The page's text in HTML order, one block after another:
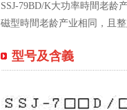
SSJ-79BD/K大功率時間老龄
磁型時間老龄产业相同，且
型号及含義